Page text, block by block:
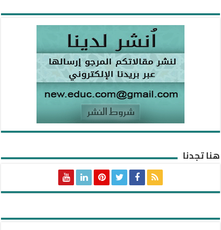
هنا تجدنا